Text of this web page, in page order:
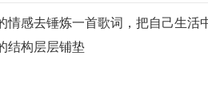
感去锤炼一首歌词，把自己生活
结构层层铺垫